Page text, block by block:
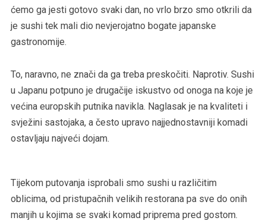
ćemo ga jesti gotovo svaki dan, no vrlo brzo smo otkrili da
je sushi tek mali dio nevjerojatno bogate japanske
gastronomije.
To, naravno, ne znači da ga treba preskočiti. Naprotiv. Sushi
u Japanu potpuno je drugačije iskustvo od onoga na koje je
većina europskih putnika navikla. Naglasak je na kvaliteti i
svježini sastojaka, a često upravo najjednostavniji komadi
ostavljaju najveći dojam.
Tijekom putovanja isprobali smo sushi u različitim
oblicima, od pristupačnih velikih restorana pa sve do onih
manjih u kojima se svaki komad priprema pred gostom.